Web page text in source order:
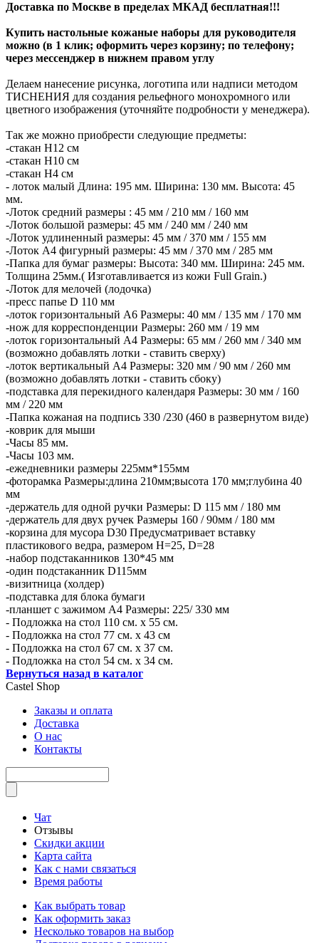
Доставка по Москве в пределах МКАД бесплатная!!!
Купить настольные кожаные наборы для руководителя
можно (в 1 клик; оформить через корзину; по телефону;
через мессенджер в нижнем правом углу
Делаем нанесение рисунка, логотипа или надписи методом
ТИСНЕНИЯ для создания рельефного монохромного или
цветного изображения (уточняйте подробности у менеджера).
Так же можно приобрести следующие предметы:
-стакан Н12 см
-стакан Н10 см
-стакан Н4 см
- лоток малый Длина: 195 мм. Ширина: 130 мм. Высота: 45
мм.
-Лоток средний размеры : 45 мм / 210 мм / 160 мм
-Лоток большой размеры: 45 мм / 240 мм / 240 мм
-Лоток удлиненный размеры: 45 мм / 370 мм / 155 мм
-Лоток А4 фигурный размеры: 45 мм / 370 мм / 285 мм
-Папка для бумаг размеры: Высота: 340 мм. Ширина: 245 мм.
Толщина 25мм.( Изготавливается из кожи Full Grain.)
-Лоток для мелочей (лодочка)
-пресс папье D 110 мм
-лоток горизонтальный А6 Размеры: 40 мм / 135 мм / 170 мм
-нож для корреспонденции Размеры: 260 мм / 19 мм
-лоток горизонтальный А4 Размеры: 65 мм / 260 мм / 340 мм
(возможно добавлять лотки - ставить сверху)
-лоток вертикальный А4 Размеры: 320 мм / 90 мм / 260 мм
(возможно добавлять лотки - ставить сбоку)
-подставка для перекидного календаря Размеры: 30 мм / 160
мм / 220 мм
-Папка кожаная на подпись 330 /230 (460 в развернутом виде)
-коврик для мыши
-Часы 85 мм.
-Часы 103 мм.
-ежедневники размеры 225мм*155мм
-фоторамка Размеры:длина 210мм;высота 170 мм;глубина 40
мм
-держатель для одной ручки Размеры: D 115 мм / 180 мм
-держатель для двух ручек Размеры 160 / 90мм / 180 мм
-корзина для мусора D30 Предусматривает вставку
пластикового ведра, размером H=25, D=28
-набор подстаканников 130*45 мм
-один подстаканник D115мм
-визитница (холдер)
-подставка для блока бумаги
-планшет с зажимом А4 Размеры: 225/ 330 мм
- Подложка на стол 110 см. х 55 см.
- Подложка на стол 77 см. х 43 см
- Подложка на стол 67 см. х 37 см.
- Подложка на стол 54 см. х 34 см.
Вернуться назад в каталог
Castel Shop
Заказы и оплата
Доставка
О нас
Контакты
Чат
Отзывы
Скидки акции
Карта сайта
Как с нами связаться
Время работы
Как выбрать товар
Как оформить заказ
Несколько товаров на выбор